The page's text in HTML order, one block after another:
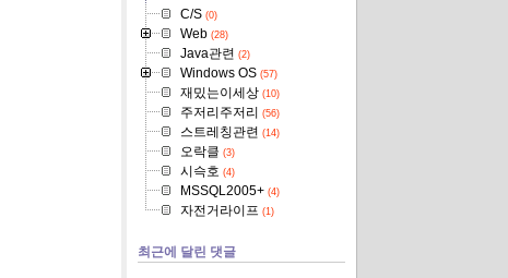
C/S(0)
Web(28)
Java관련 (2)
Windows OS(57)
재밌는이세상(10)
주저리주저리 (56)
스트레칭관련 (14)
오락클 (3)
시슥호 (4)
MSSQL2005+(4)
자전거라이프 (1)
최근에 달린 댓글